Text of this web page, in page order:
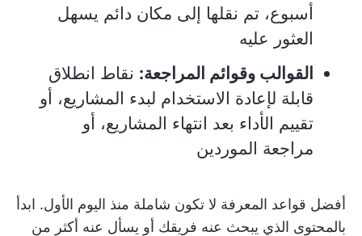
أسبوع، تم نقلها إلى مكان دائم يسهل
العثور عليه
القوالب وقوائم المراجعة: نقاط انطلاق
قابلة لإعادة الاستخدام لبدء المشاريع، أو
تقييم الأداء بعد انتهاء المشاريع، أو
مراجعة الموردين
أفضل قواعد المعرفة لا تكون شاملة منذ اليوم الأول. ابدأ
بالمحتوى الذي يبحث عنه فريقك أو يسأل عنه أكثر من